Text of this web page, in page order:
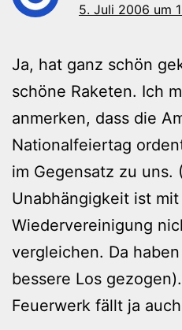
5. Juli 2006 um
Ja, hat ganz schön
schöne Raketen. Ich
anmerken, dass die
Nationalfeiertag
im Gegensatz zu uns.
Unabhängigkeit ist
Wiedervereinigung
vergleichen. Da
bessere Los
Feuerwerk fällt ja